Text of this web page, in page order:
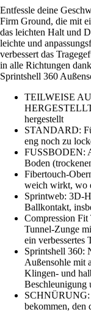
Entfessle deine
Firm Ground, die mit
das leichten Halt und
leichte und
verbessert das
in alle Richtungen
Sprintshell 360
TEILWEISE
hergestellt
STANDARD:
eng noch zu
FUSSBODEN:
Boden
Fibertouch-
weich wirkt, wo
Sprintweb: 3D-
Ballkontakt,
Compression Fit
Tunnel-Zunge
ein verbessertes
Sprintshell 360:
Außensohle mit
Klingen- und
Beschleunigung
SCHNÜRUNG:
bekommen, den